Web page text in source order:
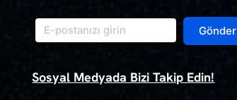
Gönder
Sosyal Medyada Bizi Takip Edin!